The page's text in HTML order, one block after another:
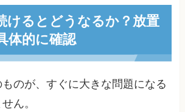
けるとどうなるか？放置
体的に確認
のが、すぐに大きな問題になる
ん。